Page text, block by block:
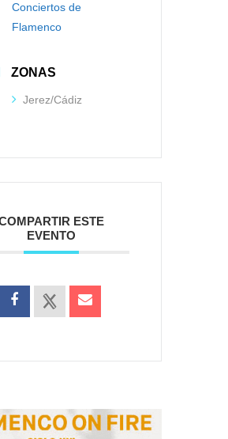
Conciertos de
Flamenco
ZONAS
Jerez/Cádiz
ESTE
EVENTO